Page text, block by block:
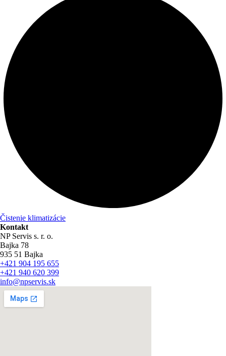
Čistenie klimatizácie
Kontakt
NP Servis s. r. o.
Bajka 78
935 51 Bajka
+421 904 195 655
+421 940 620 399
info@npservis.sk